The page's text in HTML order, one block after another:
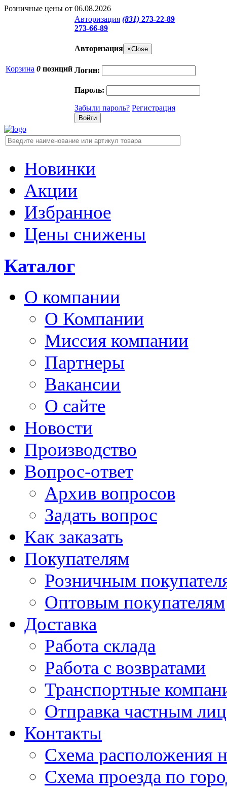
Розничные цены от 06.08.2026
Корзина 0 позиций
Авторизация (831) 273-22-89
273-66-89
Авторизация ×Close
Логин:
Пароль:
Забыли пароль? Регистрация
Новинки
Акции
Избранное
Цены снижены
Каталог
О компании
О Компании
Миссия компании
Партнеры
Вакансии
О сайте
Новости
Производство
Вопрос-ответ
Архив вопросов
Задать вопрос
Как заказать
Покупателям
Розничным
Оптовым покупателям
Доставка
Работа склада
Работа с возвратами
Транспортные
Отправка частным
Контакты
Схема расположения
Схема проезда по